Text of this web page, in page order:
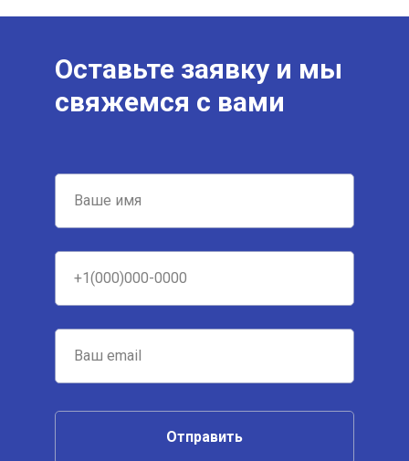
Оставьте заявку и мы
свяжемся с вами
Отправить